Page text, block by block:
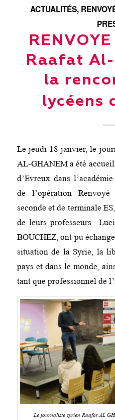
ACTUALITÉS,
Raafat Al-
la
lycéens
Le jeudi 18 janvier, le
AL-GHANEM a été
d’Evreux dans
de l’opération
seconde et de terminale
de leurs professeurs
BOUCHEZ, ont pu
situation de la Syrie, la
pays et dans le monde,
tant que professionnel de
Le journaliste syrien Raafat AL